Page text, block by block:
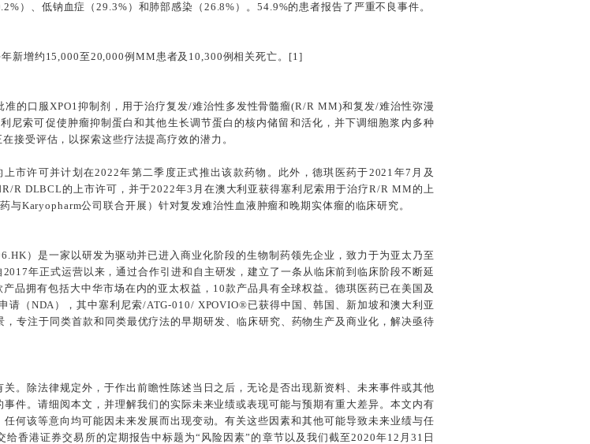
）、低钠血症（29.3%）和肺部感染（26.8%）。54.9%的患者报告了严重不良事件。
新增约15,000至20,000例MM患者及10,300例相关死亡。[1]
的口服XPO1抑制剂，用于治疗复发/难治性多发性骨髓瘤(R/R MM)和复发/难治性弥漫
尼索可促使肿瘤抑制蛋白和其他生长调节蛋白的核内储留和活化，并下调细胞浆内多种
接受评估，以探索这些疗法提高疗效的潜力。
市许可并计划在2022年第二季度正式推出该款药物。此外，德琪医药于2021年7月及
R DLBCL的上市许可，并于2022年3月在澳大利亚获得塞利尼索用于治疗R/R MM的上
Karyopharm公司联合开展）针对复发难治性血液肿瘤和晚期实体瘤的临床研究。
）是一家以研发为驱动并已进入商业化阶段的生物制药领先企业，致力于为亚太乃至
年正式运营以来，通过合作引进和自主研发，建立了一条从临床前到临床阶段不断延
品拥有包括大中华市场在内的亚太权益，10款产品具有全球权益。德琪医药已在美国及
请（NDA），其中塞利尼索/ATG-010/ XPOVIO®已获得中国、韩国、新加坡和澳大利亚
，专注于同类首款和同类最优疗法的早期研发、临床研究、药物生产及商业化，解决亟待
。除法律规定外，于作出前瞻性陈述当日之后，无论是否出现新资料、未来事件或其他
件。请细阅本文，并理解我们的实际未来业绩或表现可能与预期有重大差异。本文内有
何该等意向均可能因未来发展而出现变动。有关这些因素和其他可能导致未来业绩与任
香港证券交易所的定期报告中标题为“风险因素”的章节以及我们截至2020年12月31日